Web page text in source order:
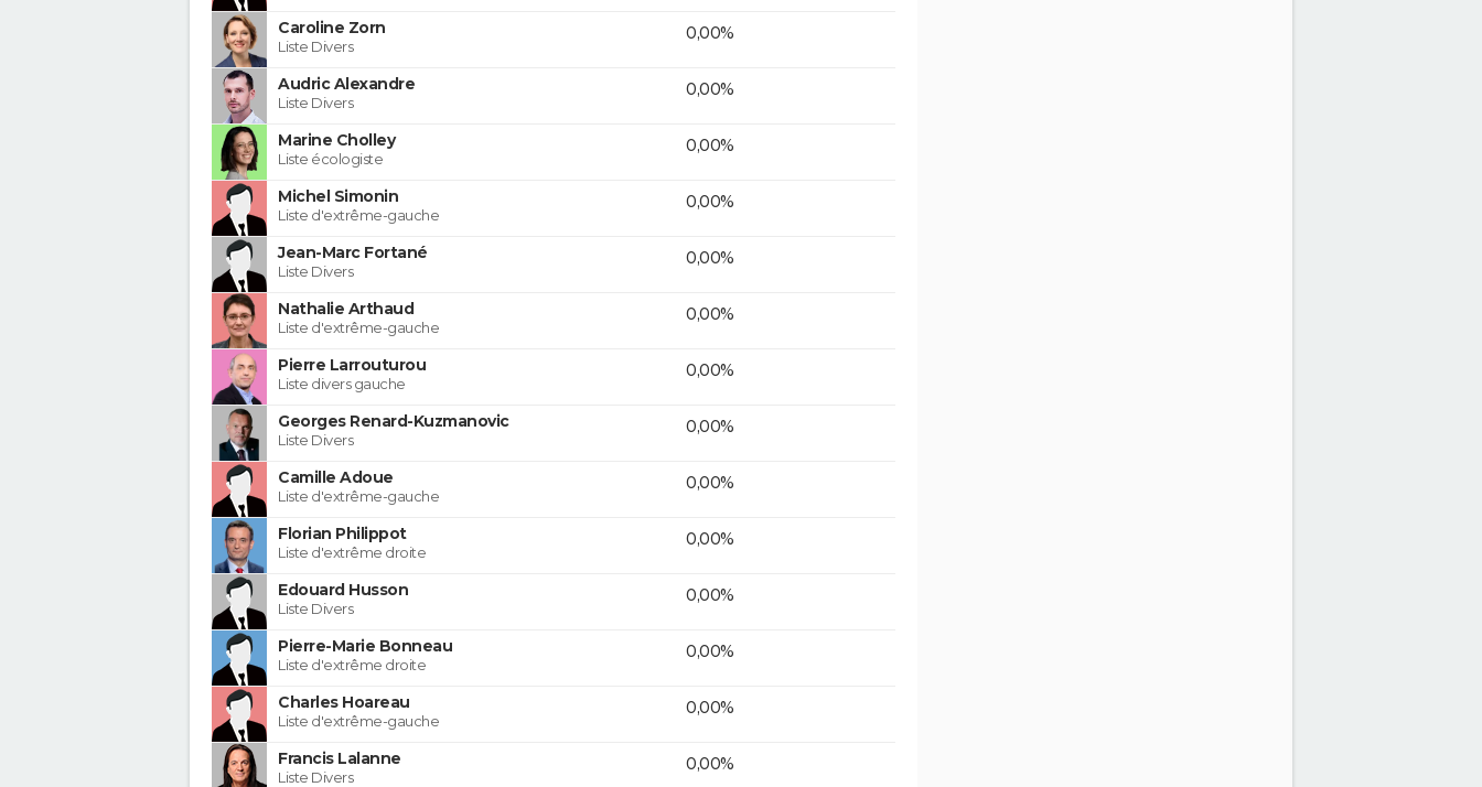
Caroline Zorn
Liste Divers
0,00%
Audric Alexandre
Liste Divers
0,00%
Marine Cholley
Liste écologiste
0,00%
Michel Simonin
Liste d'extrême-gauche
0,00%
Jean-Marc Fortané
Liste Divers
0,00%
Nathalie Arthaud
Liste d'extrême-gauche
0,00%
Pierre Larrouturou
Liste divers gauche
0,00%
Georges Renard-Kuzmanovic
Liste Divers
0,00%
Camille Adoue
Liste d'extrême-gauche
0,00%
Florian Philippot
Liste d'extrême droite
0,00%
Edouard Husson
Liste Divers
0,00%
Pierre-Marie Bonneau
Liste d'extrême droite
0,00%
Charles Hoareau
Liste d'extrême-gauche
0,00%
Francis Lalanne
Liste Divers
0,00%